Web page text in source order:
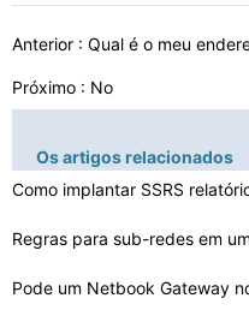
Anterior : Qual é o meu
Próximo : No
Os artigos relacionados
Regras para sub-redes em